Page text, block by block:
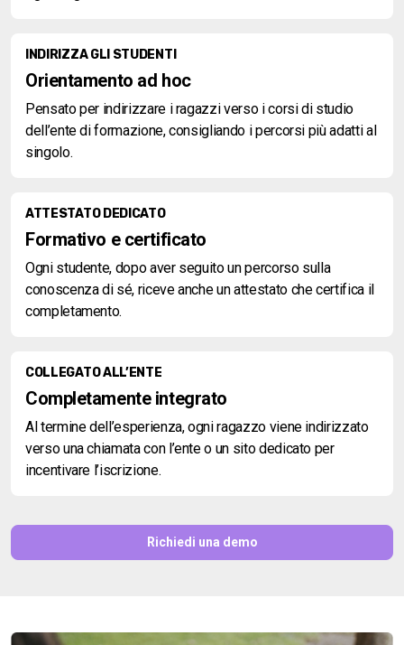
INDIRIZZA GLI STUDENTI
Orientamento ad hoc
Pensato per indirizzare i ragazzi verso i corsi di studio
dell’ente di formazione, consigliando i percorsi più adatti al
singolo.
ATTESTATO DEDICATO
Formativo e certificato
Ogni studente, dopo aver seguito un percorso sulla
conoscenza di sé, riceve anche un attestato che certifica il
completamento.
COLLEGATO ALL’ENTE
Completamente integrato
Al termine dell’esperienza, ogni ragazzo viene indirizzato
verso una chiamata con l’ente o un sito dedicato per
incentivare l’iscrizione.
Richiedi una demo